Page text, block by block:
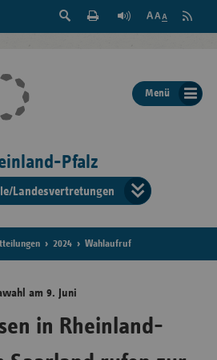
Suche
der
Seite
Feed
Menü
Pfalz
Landesvertretungen
der
2024 Wahlaufruf
am 9. Juni
in Rheinland-